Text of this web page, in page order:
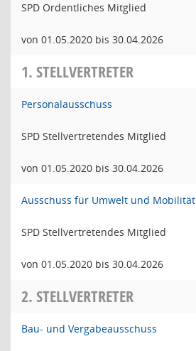
SPD Ordentliches Mitglied
von 01.05.2020 bis 30.04.2026
1. STELLVERTRETER
Personalausschuss
SPD Stellvertretendes Mitglied
von 01.05.2020 bis 30.04.2026
Ausschuss für Umwelt und Mobilität
SPD Stellvertretendes Mitglied
von 01.05.2020 bis 30.04.2026
2. STELLVERTRETER
Bau- und Vergabeausschuss